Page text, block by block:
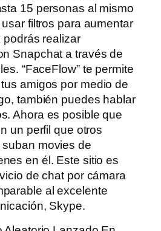
15 personas al mismo
filtros para aumentar
podrás realizar
Snapchat a través de
“FaceFlow” te permite
amigos por medio de
también puedes hablar
Ahora es posible que
un perfil que otros
movies de
en él. Este sitio es
de chat por cámara
al excelente
Skype.